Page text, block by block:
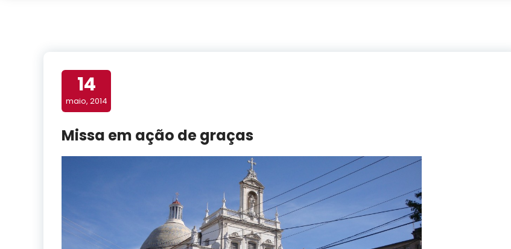
14
maio, 2014
Missa em ação de graças